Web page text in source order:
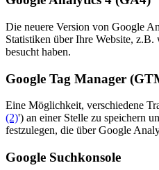
Die neuere Version von Google
Statistiken über Ihre Website,
besucht haben.
Google Tag Manager
Eine Möglichkeit, verschiedene
(2)') an einer Stelle zu speichern
festzulegen, die über Google
Google Suchkonsole